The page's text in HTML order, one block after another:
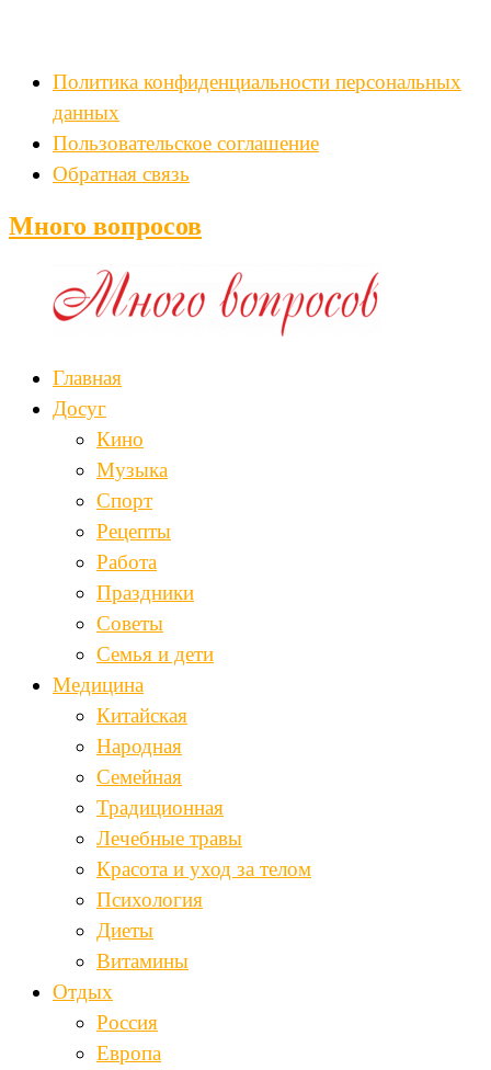
Политика конфиденциальности персональных
данных
Пользовательское соглашение
Обратная связь
Много вопросов
Главная
Досуг
Кино
Музыка
Спорт
Рецепты
Работа
Праздники
Советы
Семья и дети
Медицина
Китайская
Народная
Семейная
Традиционная
Лечебные травы
Красота и уход за телом
Психология
Диеты
Витамины
Отдых
Россия
Европа